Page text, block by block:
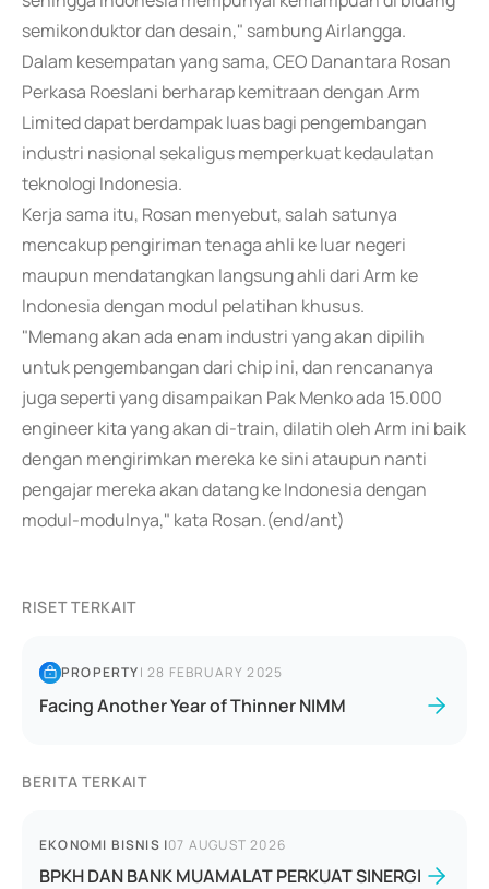
semikonduktor dan desain," sambung Airlangga.
Dalam kesempatan yang sama, CEO Danantara Rosan
Perkasa Roeslani berharap kemitraan dengan Arm
Limited dapat berdampak luas bagi pengembangan
industri nasional sekaligus memperkuat kedaulatan
teknologi Indonesia.
Kerja sama itu, Rosan menyebut, salah satunya
mencakup pengiriman tenaga ahli ke luar negeri
maupun mendatangkan langsung ahli dari Arm ke
Indonesia dengan modul pelatihan khusus.
"Memang akan ada enam industri yang akan dipilih
untuk pengembangan dari chip ini, dan rencananya
juga seperti yang disampaikan Pak Menko ada 15.000
engineer kita yang akan di-train, dilatih oleh Arm ini baik
dengan mengirimkan mereka ke sini ataupun nanti
pengajar mereka akan datang ke Indonesia dengan
modul-modulnya," kata Rosan.(end/ant)
RISET TERKAIT
PROPERTY|28 FEBRUARY 2025
Facing Another Year of Thinner NIMM
BERITA TERKAIT
EKONOMI BISNIS |07 AUGUST 2026
BPKH DAN BANK MUAMALAT PERKUAT SINERGI